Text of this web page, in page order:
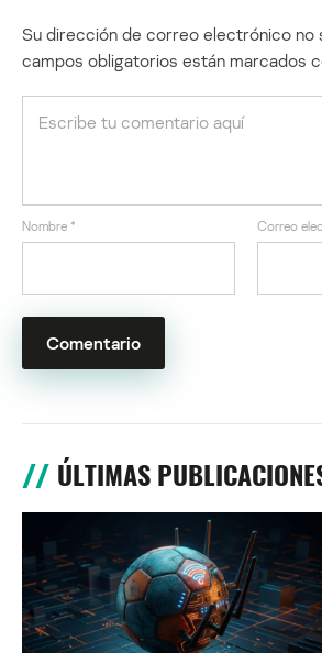
Su dirección de correo electrónico no
campos obligatorios están marcados
Nombre * Correo
ÚLTIMAS